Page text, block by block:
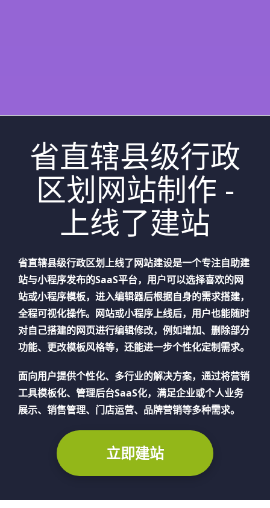
省直辖县级行政
区划网站制作 -
上线了建站
省直辖县级行政区划上线了网站建设是一个专注自助建
站与小程序发布的SaaS平台，用户可以选择喜欢的网
站或小程序模板，进入编辑器后根据自身的需求搭建，
全程可视化操作。网站或小程序上线后，用户也能随时
对自己搭建的网页进行编辑修改，例如增加、删除部分
功能、更改模板风格等，还能进一步个性化定制需求。
面向用户提供个性化、多行业的解决方案，通过将营销
工具模板化、管理后台SaaS化，满足企业或个人业务
展示、销售管理、门店运营、品牌营销等多种需求。
立即建站